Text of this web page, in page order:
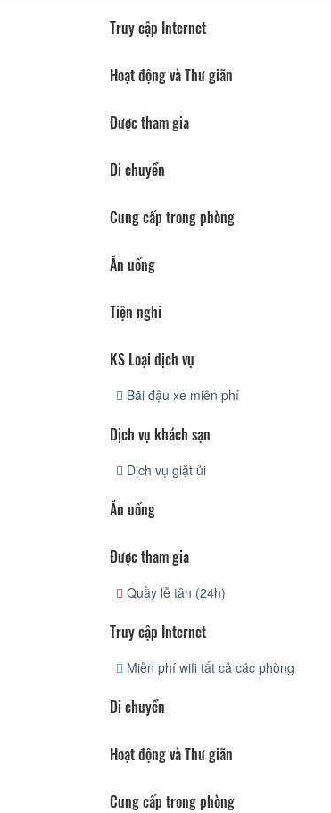
Truy cập Internet
Hoạt động và Thư giãn
Được tham gia
Di chuyển
Cung cấp trong phòng
Ăn uống
Tiện nghi
KS Loại dịch vụ
Bãi đậu xe miễn phí
Dịch vụ khách sạn
Dịch vụ giặt ủi
Ăn uống
Được tham gia
Quầy lễ tân (24h)
Truy cập Internet
Miễn phí wifi tất cả các phòng
Di chuyển
Hoạt động và Thư giãn
Cung cấp trong phòng